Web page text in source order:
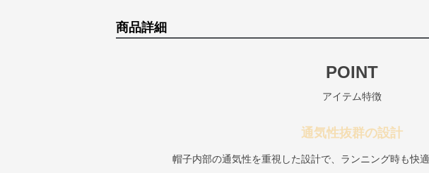
商品詳細
POINT
アイテム特徴
通気性抜群の設計
帽子内部の通気性を重視した設計で、ランニング時も快